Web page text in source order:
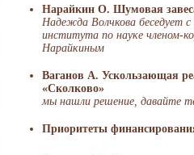
Нарайкин О. Шумовая
Надежда Волчкова беседует
института по науке членом-
Нарайкиным
Ваганов А. Ускользающая
«Сколково»
мы нашли решение, давайте
Приоритеты